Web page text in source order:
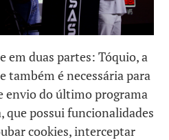
em duas partes: Tóquio, a
também é necessária para
envio do último programa
que possui funcionalidades
cookies, interceptar